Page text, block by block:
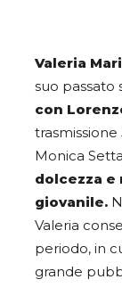
Valeria
suo passato
con
trasmissione
Monica
dolcezza e
giovanile.
Valeria
periodo, in
grande